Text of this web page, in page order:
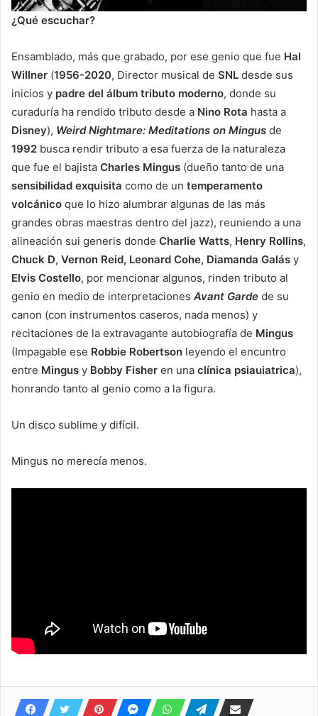
¿Qué escuchar?
Ensamblado, más que grabado, por ese genio que fue Hal
Willner (1956-2020, Director musical de SNL desde sus
inicios y padre del álbum tributo moderno, donde su
curaduría ha rendido tributo desde a Nino Rota hasta a
Disney), Weird Nightmare: Meditations on Mingus de
1992 busca rendir tributo a esa fuerza de la naturaleza
que fue el bajista Charles Mingus (dueño tanto de una
sensibilidad exquisita como de un temperamento
volcánico que lo hizo alumbrar algunas de las más
grandes obras maestras dentro del jazz), reuniendo a una
alineación sui generis donde Charlie Watts, Henry Rollins,
Chuck D, Vernon Reid, Leonard Cohe, Diamanda Galás y
Elvis Costello, por mencionar algunos, rinden tributo al
genio en medio de interpretaciones Avant Garde de su
canon (con instrumentos caseros, nada menos) y
recitaciones de la extravagante autobiografía de Mingus
(Impagable ese Robbie Robertson leyendo el encuntro
entre Mingus y Bobby Fisher en una clínica psiauiatrica),
honrando tanto al genio como a la figura.
Un disco sublime y difícil.
Mingus no merecía menos.